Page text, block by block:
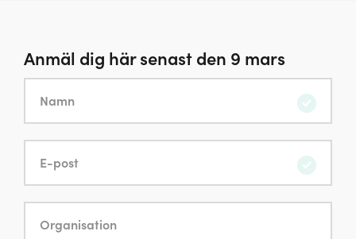
Anmäl dig här senast den 9 mars